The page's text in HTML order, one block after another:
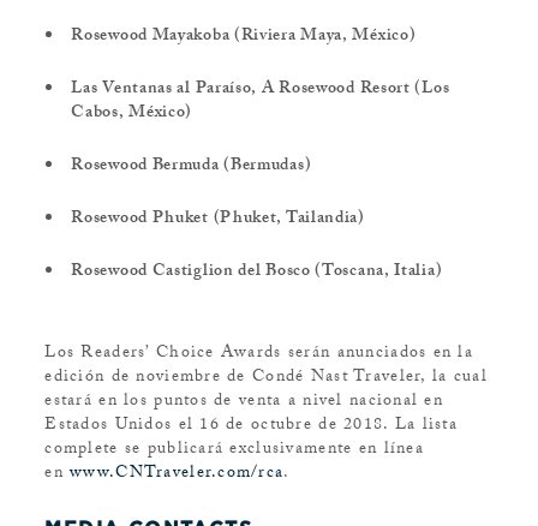
Rosewood Mayakoba (Riviera Maya, México)
Las Ventanas al Paraíso, A Rosewood Resort (Los
Cabos, México)
Rosewood Bermuda (Bermudas)
Rosewood Phuket (Phuket, Tailandia)
Rosewood Castiglion del Bosco (Toscana, Italia)
Los Readers’ Choice Awards serán anunciados en la
edición de noviembre de Condé Nast Traveler, la cual
estará en los puntos de venta a nivel nacional en
Estados Unidos el 16 de octubre de 2018. La lista
complete se publicará exclusivamente en línea
enwww.CNTraveler.com/rca.